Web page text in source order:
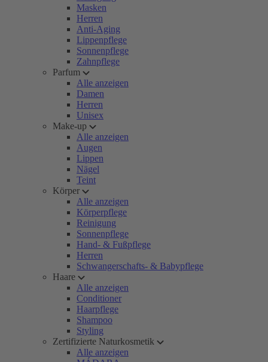
Masken
Herren
Anti-Aging
Lippenpflege
Sonnenpflege
Zahnpflege
Parfum
Alle anzeigen
Damen
Herren
Unisex
Make-up
Alle anzeigen
Augen
Lippen
Nägel
Teint
Körper
Alle anzeigen
Körperpflege
Reinigung
Sonnenpflege
Hand- & Fußpflege
Herren
Schwangerschafts- & Babypflege
Haare
Alle anzeigen
Conditioner
Haarpflege
Shampoo
Styling
Zertifizierte Naturkosmetik
Alle anzeigen